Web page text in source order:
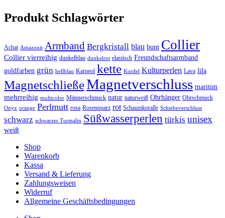
Produkt Schlagwörter
Achat Amazonit Armband Bergkristall blau bunt Collier
Collier vierreihig dunkelblau dunkelrot elastisch Freundschaftsarmband
goldfarben grün hellblau Karneol kette Kordel Kulturperlen Lava lila
MagnetschließeMagnetverschluss maritim
mehrreihig multicolor Männerschmuck natur naturweiß Ohrhänger Ohrschmuck
Onyx orange Perlmutt rosa Rosenquarz rot Schaumkoralle Schiebeverschluss
schwarz schwarzer Turmalin Süßwasserperlen türkis unisex
weiß
Shop
Warenkorb
Kassa
Versand & Lieferung
Zahlungsweisen
Widerruf
Allgemeine Geschäftsbedingungen